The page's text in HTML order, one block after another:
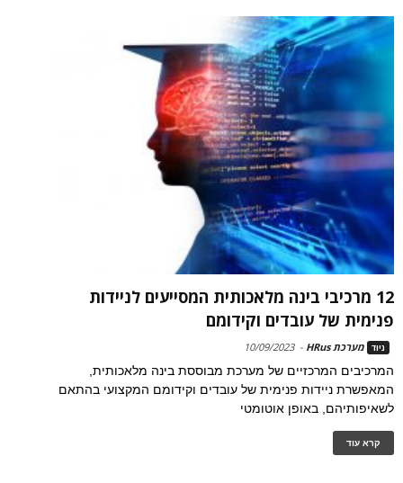
12 מרכיבי בינה מלאכותית המסייעים לניידות
פנימית של עובדים וקידומם
ניוד מערכת HRus -
10/09/2023
המרכיבים המרכזיים של מערכת מבוססת בינה מלאכותית,
המאפשרת ניידות פנימית של עובדים וקידומם המקצועי בהתאם
לשאיפותיהם, באופן אוטומטי
קרא עוד